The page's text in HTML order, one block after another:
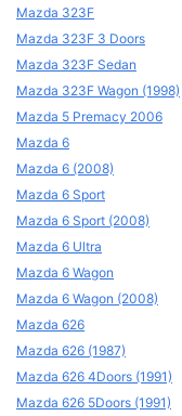
Mazda 323F
Mazda 323F 3 Doors
Mazda 323F Sedan
Mazda 323F Wagon (1998)
Mazda 5 Premacy 2006
Mazda 6
Mazda 6 (2008)
Mazda 6 Sport
Mazda 6 Sport (2008)
Mazda 6 Ultra
Mazda 6 Wagon
Mazda 6 Wagon (2008)
Mazda 626
Mazda 626 (1987)
Mazda 626 4Doors (1991)
Mazda 626 5Doors (1991)